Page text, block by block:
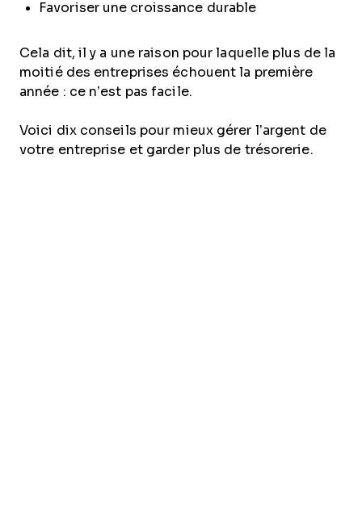
Favoriser une croissance durable
Cela dit, il y a une raison pour laquelle plus de la
moitié des entreprises échouent la première
année : ce n’est pas facile.
Voici dix conseils pour mieux gérer l’argent de
votre entreprise et garder plus de trésorerie.